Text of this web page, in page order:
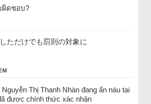
ผิดชอบ?
ただけでも罰則の対象に
Nguyễn Thị Thanh Nhàn đang ẩn náu tại
được chính thức xác nhận